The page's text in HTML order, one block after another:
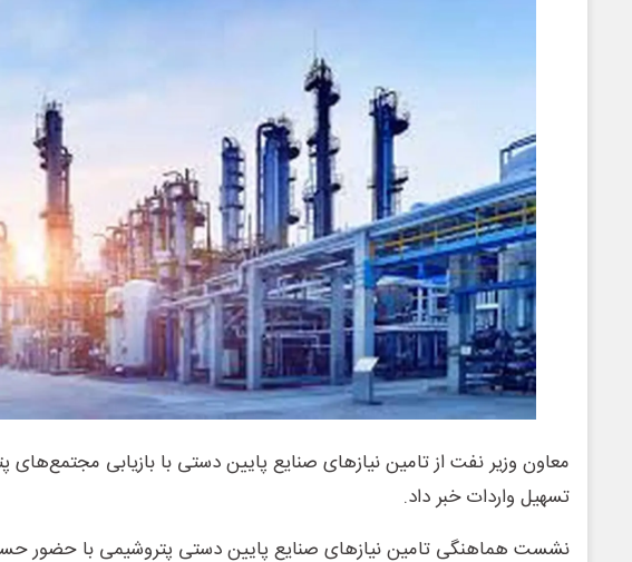
معاون وزیر نفت از تامین نیازهای صنایع پایین دستی با بازیابی مجتمع‌های
تسهیل واردات خبر داد.
نشست هماهنگی تامین نیازهای صنایع پایین دستی پتروشیمی با حضور